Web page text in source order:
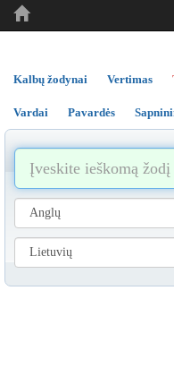
Kalbų žodynai Vertimas
Vardai Pavardės